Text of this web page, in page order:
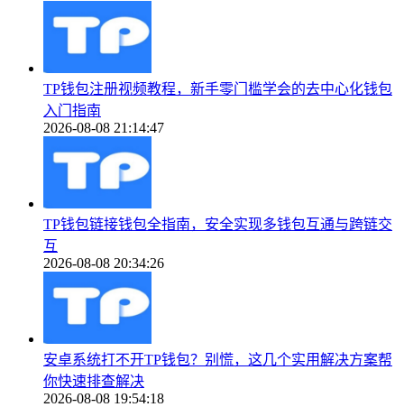
TP钱包注册视频教程，新手零门槛学会的去中心化钱包
入门指南
2026-08-08 21:14:47
TP钱包链接钱包全指南，安全实现多钱包互通与跨链交
互
2026-08-08 20:34:26
安卓系统打不开TP钱包？别慌，这几个实用解决方案帮
你快速排查解决
2026-08-08 19:54:18